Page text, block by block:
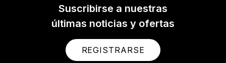
Suscribirse a nuestras
últimas noticias y ofertas
REGISTRARSE